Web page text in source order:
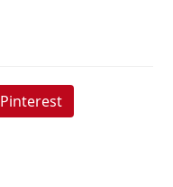
Pinterest